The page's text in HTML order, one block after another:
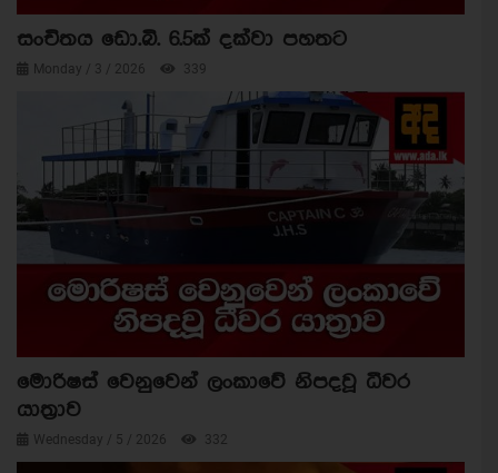
සංචිතය ඩො.බි. 6.5ක් දක්වා පහතට
Monday / 3 / 2026 339
මොරිෂස් වෙනුවෙන් ලංකාවේ නිපදවූ ධීවර
යාත්‍රාව
Wednesday / 5 / 2026 332